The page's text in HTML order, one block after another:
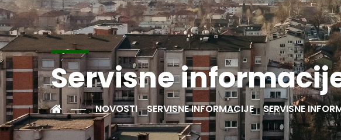
Servisne
NOVOSTI SERVISNE INFORMACIJE SERVISNE